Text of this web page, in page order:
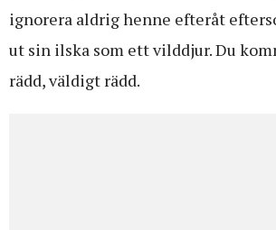
ignorera aldrig henne efteråt
ut sin ilska som ett vilddjur. Du
rädd, väldigt rädd.